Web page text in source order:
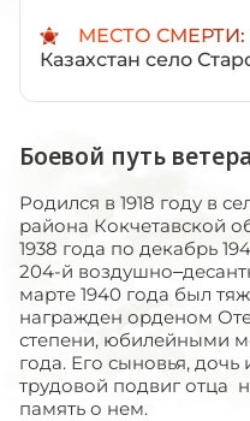
МЕСТО СМЕРТИ:
Казахстан село
Боевой путь
Родился в 1918 году в
района Кокчетавской
1938 года по декабрь
204-й
марте 1940 года был
награжден орденом
степени, юбилейными
года. Его сыновья,
трудовой подвиг отца
память о нем.